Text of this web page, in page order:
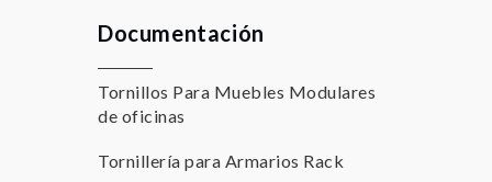
Documentación
Tornillos Para Muebles Modulares
de oficinas
Tornillería para Armarios Rack